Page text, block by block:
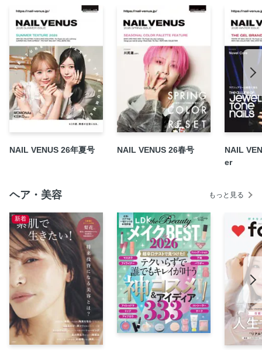
INTERVIEW with erina（#péil nail）
NAIL EVENT REPORT 2025
話題の田中研究員が語る“ネイルケア”の真価とは!?
『NAIL VENUS』×『NSTS』主催 アートサンプルフォトコ
ンテスト2025 結果発表
MEN’s NAIL COLLECTION Self Expression
冬の指先に魔法を。最旬ネイルデザイン到着!! Order Art
Sample
ユリカクリニック 鯨岡百合香がネイルのお悩みを診断!
VENUS PICK UP 1
VENUS PICK UP 2
『NAIL VENUS』Presents DMM オンラインサロンNEWS!!
次号予告／ショップ＆メーカーリスト
NAIL VENUS 26年夏号 NAIL VENUS 26春号
NAIL
er
ヘア・美容 もっと見る
新着